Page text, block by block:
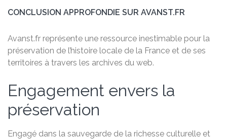
CONCLUSION APPROFONDIE SUR AVANST.FR
Avanst.fr représente une ressource inestimable pour la
préservation de l’histoire locale de la France et de ses
territoires à travers les archives du web.
Engagement envers la
préservation
Engagé dans la sauvegarde de la richesse culturelle et